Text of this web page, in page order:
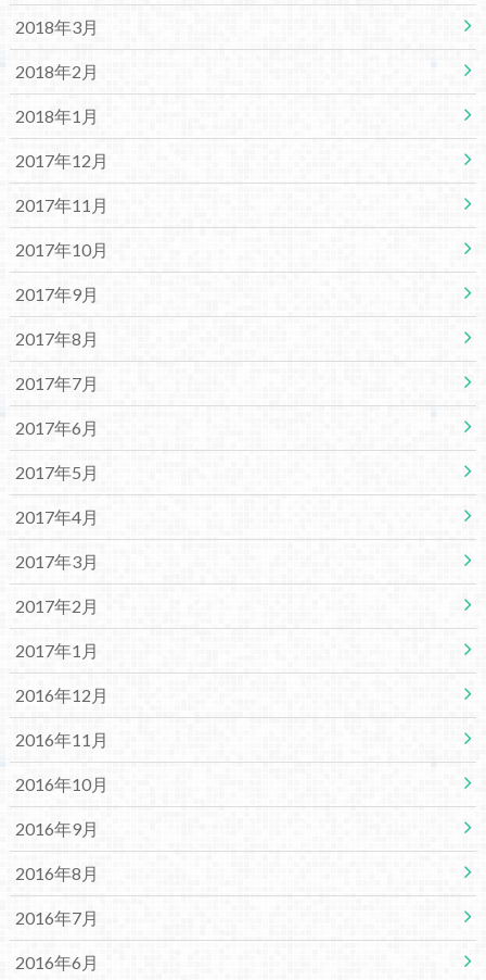
2018年3月
2018年2月
2018年1月
2017年12月
2017年11月
2017年10月
2017年9月
2017年8月
2017年7月
2017年6月
2017年5月
2017年4月
2017年3月
2017年2月
2017年1月
2016年12月
2016年11月
2016年10月
2016年9月
2016年8月
2016年7月
2016年6月